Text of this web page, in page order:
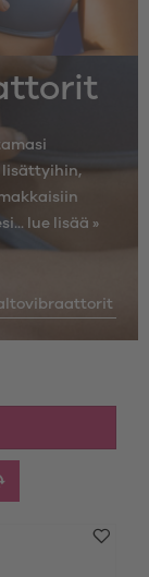
lisättyihin,
lue lisää »